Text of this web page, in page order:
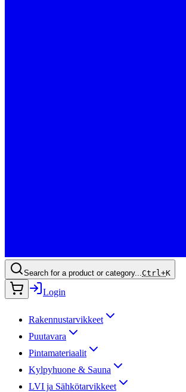
Search for a product or category... Ctrl+K
Login
Rakennustarvikkeet
Puutavara
Pintamateriaalit
Kylpyhuone & Sauna
LVI ja Sähkötarvikkeet